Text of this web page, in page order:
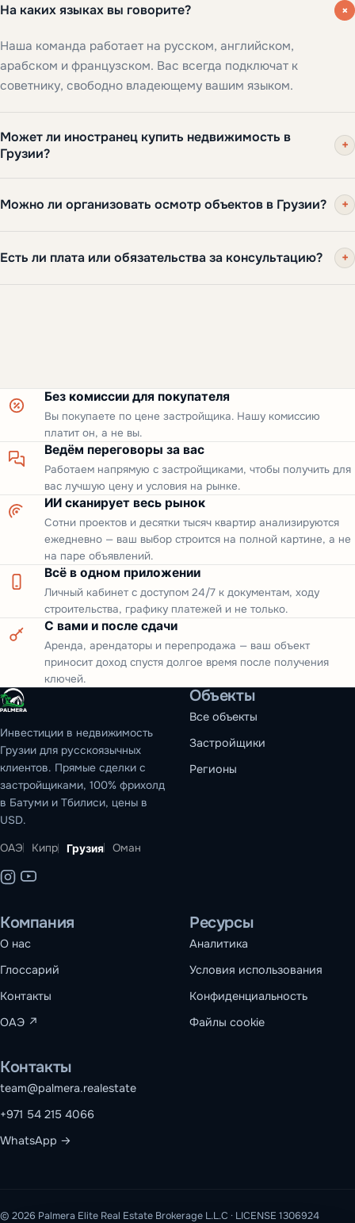
На каких языках вы говорите? +
Наша команда работает на русском, английском,
арабском и французском. Вас всегда подключат к
советнику, свободно владеющему вашим языком.
Может ли иностранец купить недвижимость в
Грузии?
+
приобрести апартамент или здание в полную freehold-
компания для этого не нужны, а право регистрируется
в публичном реестре за один-два рабочих дня.
Можно ли организовать осмотр объектов в Грузии? +
Тбилиси — наша команда встретит вас на площадке и
Есть ли плата или обязательства за консультацию? +
Без комиссии для покупателя
Вы покупаете по цене застройщика. Нашу комиссию
платит он, а не вы.
Ведём переговоры за вас
Работаем напрямую с застройщиками, чтобы получить для
вас лучшую цену и условия на рынке.
ИИ сканирует весь рынок
Сотни проектов и десятки тысяч квартир анализируются
ежедневно — ваш выбор строится на полной картине, а не
на паре объявлений.
Всё в одном приложении
Личный кабинет с доступом 24/7 к документам, ходу
строительства, графику платежей и не только.
С вами и после сдачи
Аренда, арендаторы и перепродажа — ваш объект
приносит доход спустя долгое время после получения
ключей.
Инвестиции в недвижимость
Грузии для русскоязычных
клиентов. Прямые сделки с
застройщиками, 100% фрихолд
в Батуми и Тбилиси, цены в
USD.
ОАЭ Кипр Грузия Оман
Объекты
Все объекты
Застройщики
Регионы
Компания
О нас
Глоссарий
Контакты
ОАЭ ↗
Ресурсы
Аналитика
Условия использования
Конфиденциальность
Файлы cookie
Контакты
team@palmera.realestate
+971 54 215 4066
WhatsApp →
© 2026 Palmera Elite Real Estate Brokerage L.L.C · LICENSE 1306924